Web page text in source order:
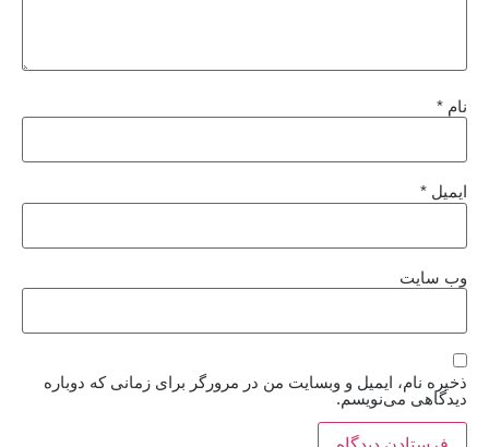
نام *
ایمیل *
وب‌ سایت
ذخیره نام، ایمیل و وبسایت من در مرورگر برای زمانی که دوباره
دیدگاهی می‌نویسم.